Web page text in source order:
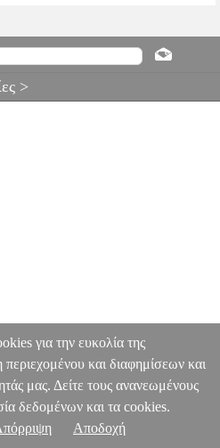
>
για την ευκολία της
και διαφημίσεων και
μας. Δείτε τους ανανεωμένους
δεδομένων και τα cookies.
Αποδοχή